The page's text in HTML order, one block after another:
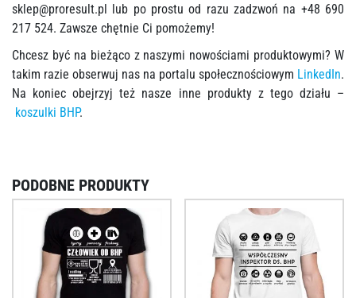
sklep@proresult.pl lub po prostu od razu zadzwoń na +48 690
217 524. Zawsze chętnie Ci pomożemy!
Chcesz być na bieżąco z naszymi nowościami produktowymi? W
takim razie obserwuj nas na portalu społecznościowym LinkedIn.
Na koniec obejrzyj też nasze inne produkty z tego działu –
koszulki BHP.
PODOBNE PRODUKTY